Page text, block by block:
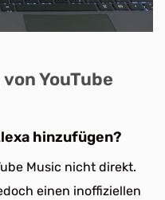
YouTube
hinzufügen?
Music nicht direkt.
einen inoffiziellen